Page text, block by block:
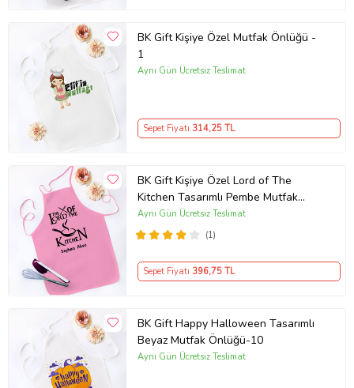
BK Gift Kişiye Özel Mutfak Önlüğü -
1
Aynı Gün Ücretsiz Teslimat
Sepet Fiyatı 314,25 TL
BK Gift Kişiye Özel Lord of The
Kitchen Tasarımlı Pembe Mutfak
Önlüğü-1
(1)
Aynı Gün Ücretsiz Teslimat
Sepet Fiyatı 396,75 TL
BK Gift Happy Halloween Tasarımlı
Beyaz Mutfak Önlüğü-10
Aynı Gün Ücretsiz Teslimat